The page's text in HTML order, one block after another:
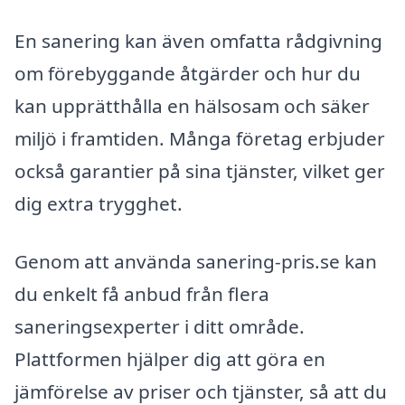
En sanering kan även omfatta rådgivning
om förebyggande åtgärder och hur du
kan upprätthålla en hälsosam och säker
miljö i framtiden. Många företag erbjuder
också garantier på sina tjänster, vilket ger
dig extra trygghet.
Genom att använda sanering-pris.se kan
du enkelt få anbud från flera
saneringsexperter i ditt område.
Plattformen hjälper dig att göra en
jämförelse av priser och tjänster, så att du